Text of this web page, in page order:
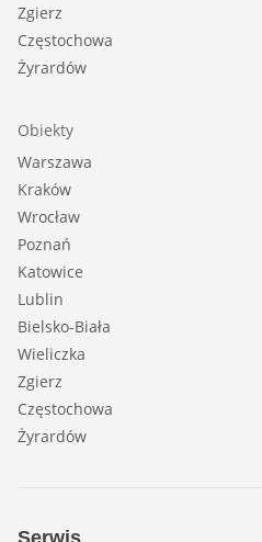
Zgierz
Częstochowa
Żyrardów
Obiekty
Warszawa
Kraków
Wrocław
Poznań
Katowice
Lublin
Bielsko-Biała
Wieliczka
Zgierz
Częstochowa
Żyrardów
Serwis